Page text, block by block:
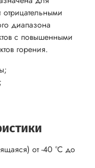
диапазона
с повышенными
горения.
от -40 °С до